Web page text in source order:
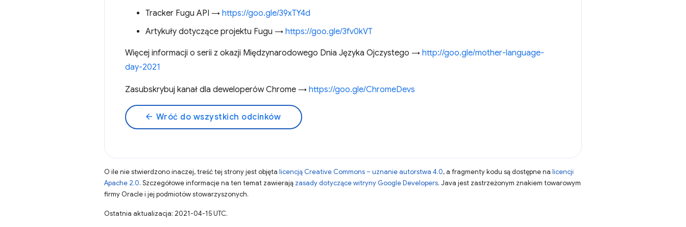
Tracker Fugu API → https://goo.gle/39xTY4d
Artykuły dotyczące projektu Fugu → https://goo.gle/3fv0kVT
Więcej informacji o serii z okazji Międzynarodowego Dnia Języka Ojczystego → http://goo.gle/mother-language-
day-2021
Zasubskrybuj kanał dla deweloperów Chrome → https://goo.gle/ChromeDevs
arrow_back Wróć do wszystkich odcinków
O ile nie stwierdzono inaczej, treść tej strony jest objęta licencją Creative Commons – uznanie autorstwa 4.0, a fragmenty kodu są dostępne na licencji
Apache 2.0. Szczegółowe informacje na ten temat zawierają zasady dotyczące witryny Google Developers. Java jest zastrzeżonym znakiem towarowym
firmy Oracle i jej podmiotów stowarzyszonych.
Ostatnia aktualizacja: 2021-04-15 UTC.